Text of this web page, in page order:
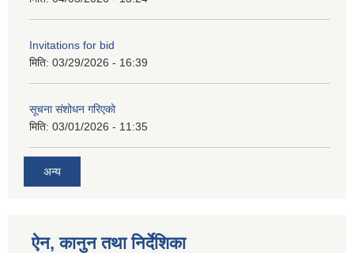
Invitations for bid
मिति: 03/29/2026 - 16:39
सूचना संशोधन गरिएको
मिति: 03/01/2026 - 11:35
अन्य
ऐन, कानुन तथा निर्देशिका